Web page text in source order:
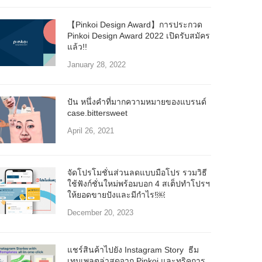
【Pinkoi Design Award】การประกวด
Pinkoi Design Award 2022 เปิดรับสมัคร
แล้ว!!
January 28, 2022
ปัน หนึ่งคำที่มากความหมายของแบรนด์
case.bittersweet
April 26, 2021
จัดโปรโมชั่นส่วนลดแบบมือโปร รวมวิธี
ใช้ฟังก์ชั่นใหม่พร้อมบอก 4 สเต็ปทำโปรฯ
ให้ยอดขายปังและมีกำไร!￼
December 20, 2023
แชร์สินค้าไปยัง Instagram Story ธีม